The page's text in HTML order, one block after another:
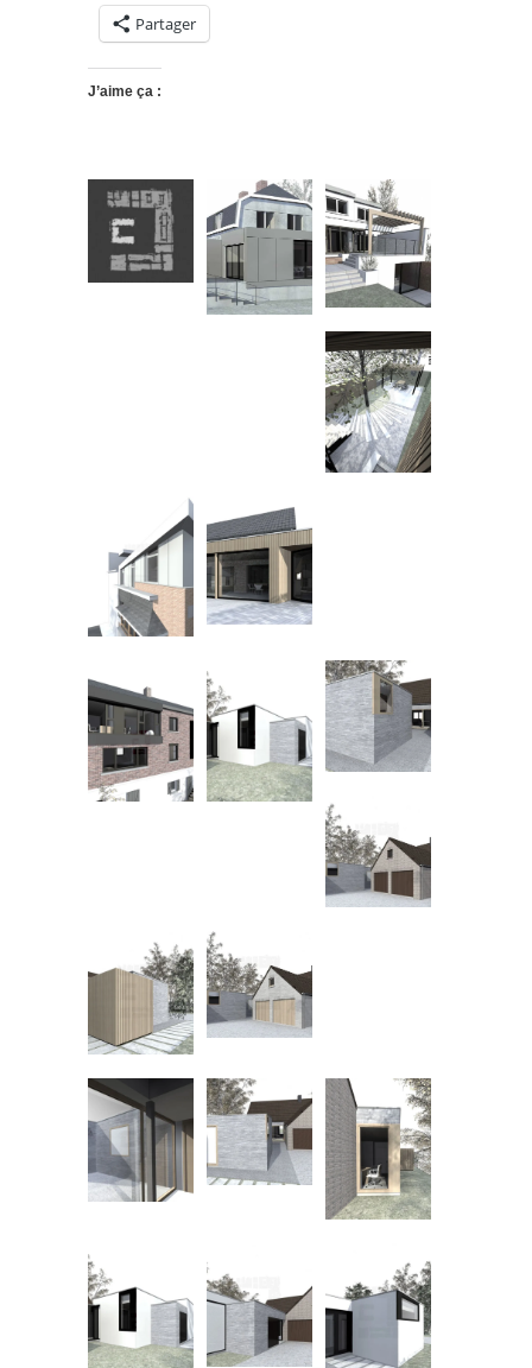
Partager
J’aime ça :